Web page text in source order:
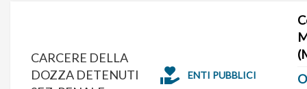
CARCERE DELLA
DOZZA DETENUTI
ENTI PUBBLICI